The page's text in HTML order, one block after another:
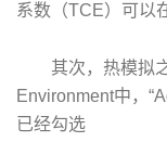
系数（TCE）可以
其次，热模拟
Environment中，
已经勾选